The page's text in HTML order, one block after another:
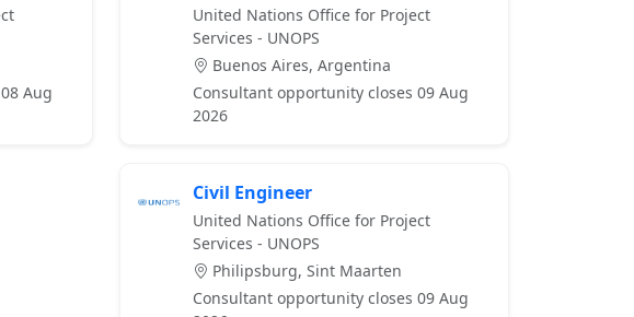
Aug
United Nations Office for Project
Services - UNOPS
Buenos Aires, Argentina
Consultant opportunity closes 09 Aug
2026
Civil Engineer
United Nations Office for Project
Services - UNOPS
Philipsburg, Sint Maarten
Consultant opportunity closes 09 Aug